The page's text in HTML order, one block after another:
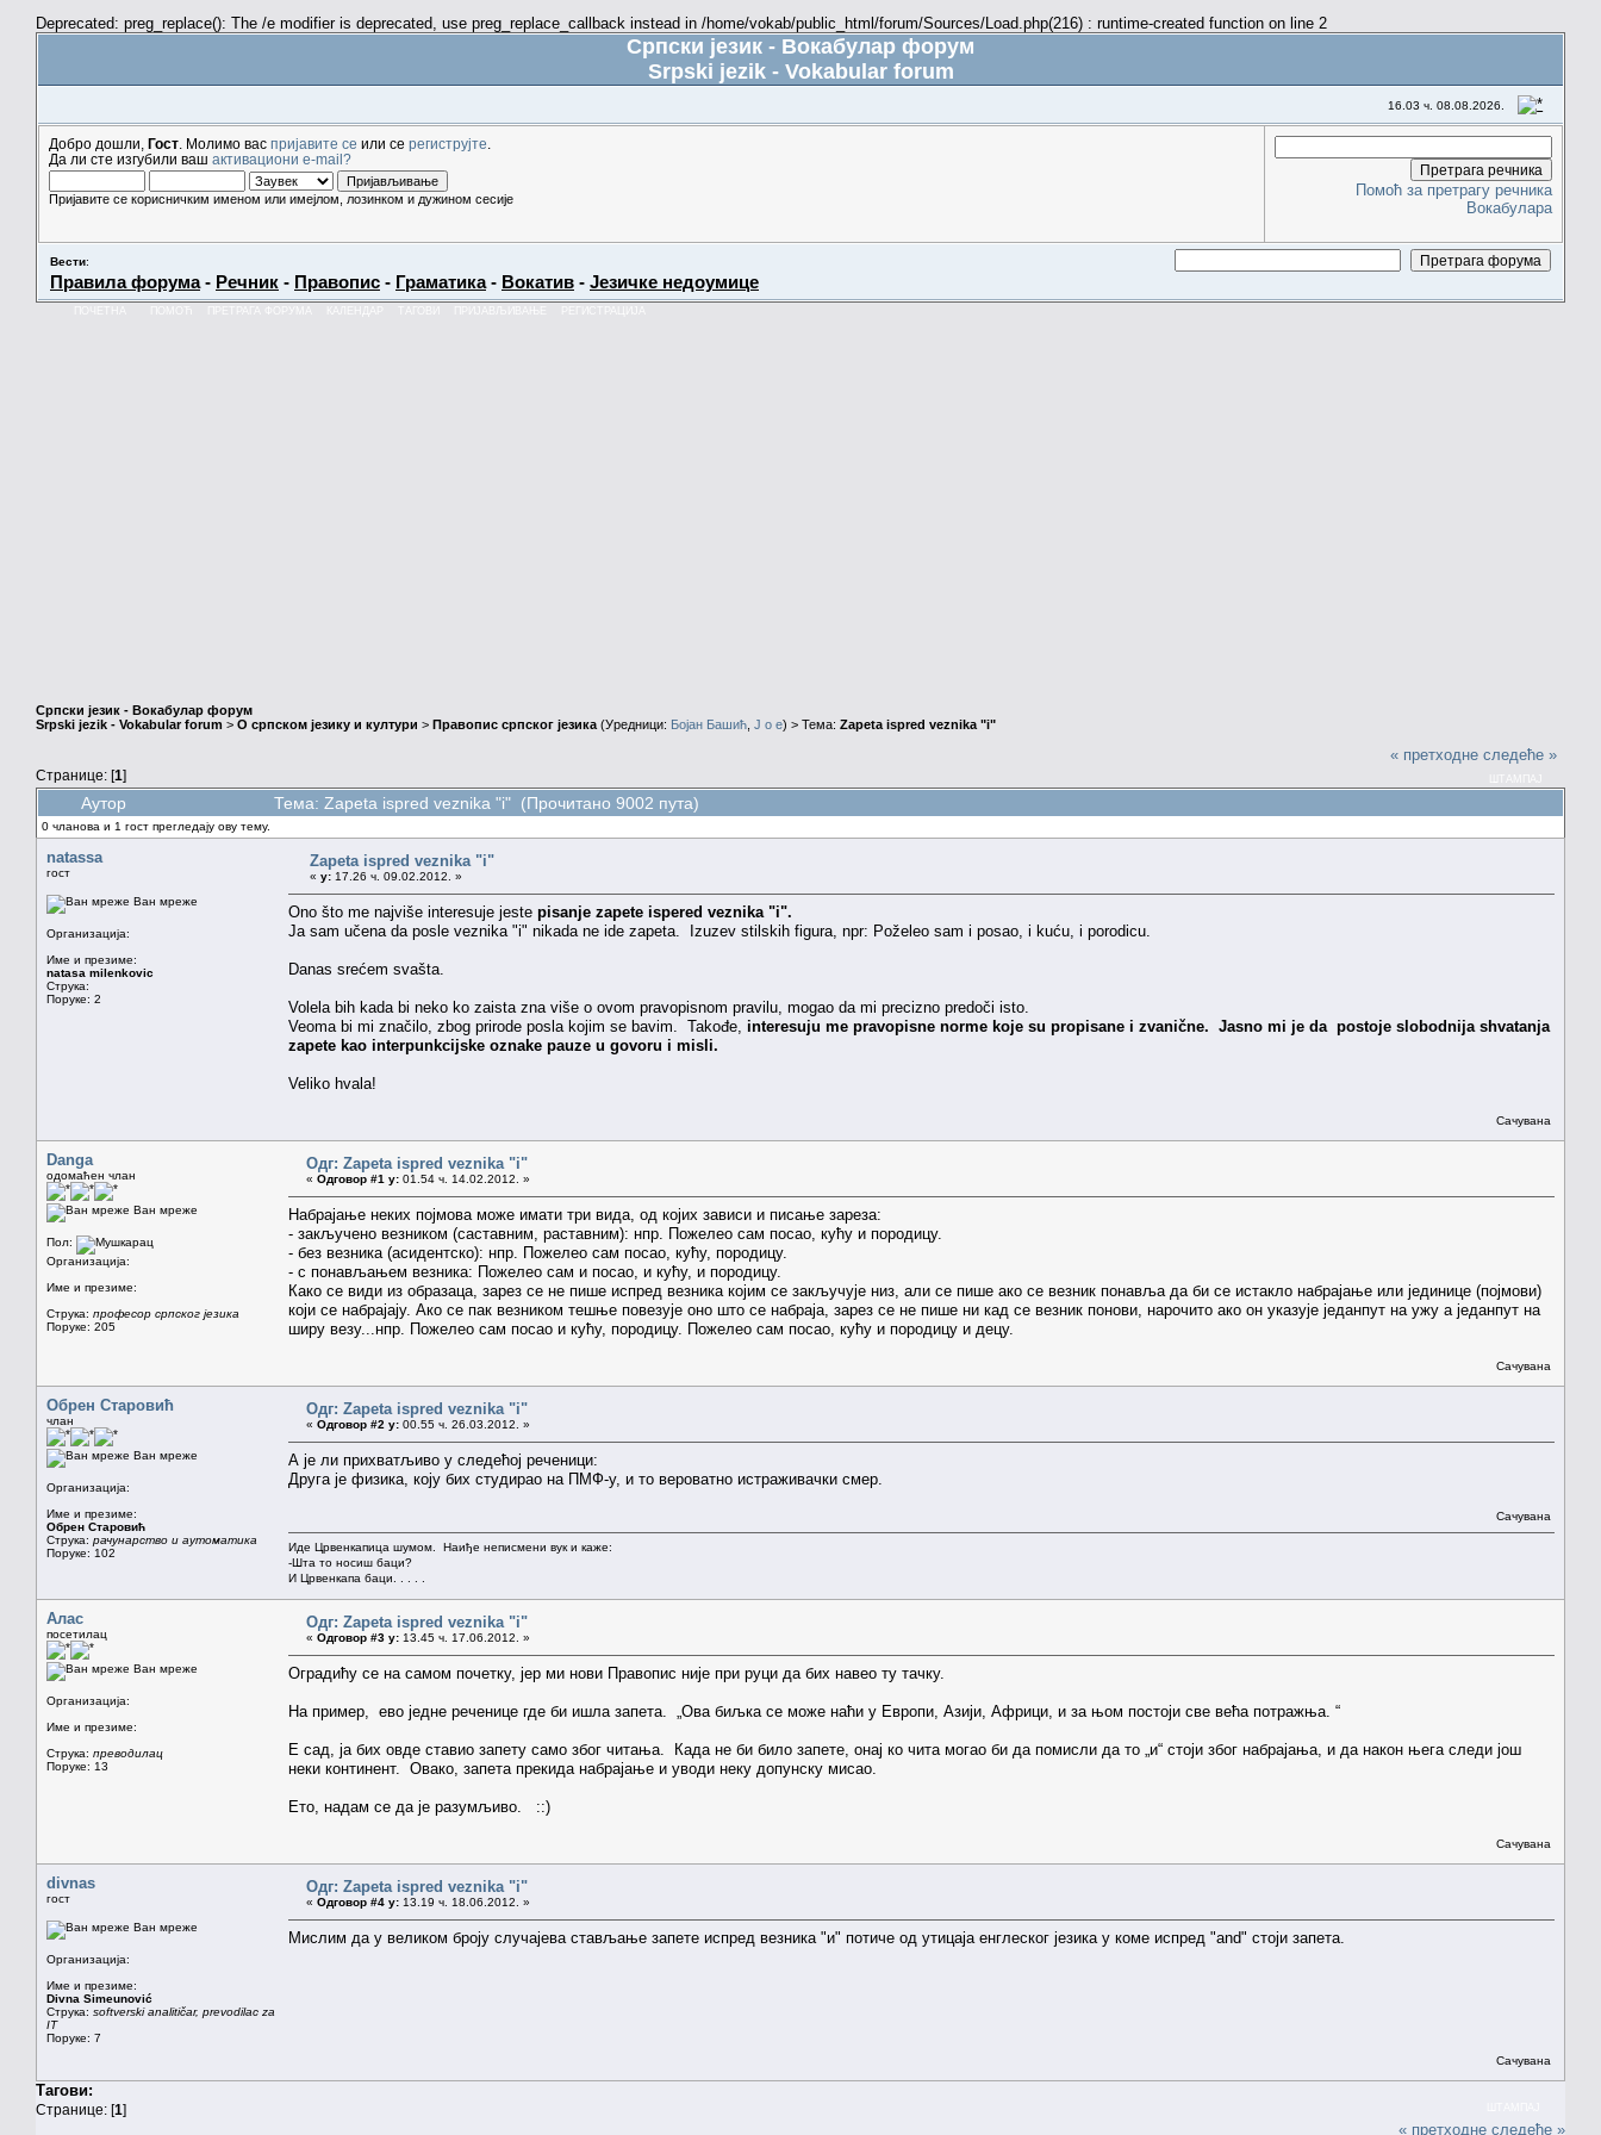
Deprecated: preg_replace(): The /e modifier is deprecated, use preg_replace_callback instead in /home/vokab/public_html/forum/Sources/Load.php(216) : runtime-created function on line 2
Српски језик - Вокабулар форум
Srpski jezik - Vokabular forum
16.03 ч. 08.08.2026.
Добро дошли, Гост . Молимо вас пријавите се или се региструјте
Да ли сте изгубили ваш активациони e-mail?
Пријавите се корисничким именом или имејлом, лозинком и дужином сесије
Помоћ за претрагу речника
Вокабулара
Вести:
Правила форума- Речник - Правопис - Граматика- Вокатив - Језичке недоумице
КАЛЕНДАР
Српски језик - Вокабулар форум
Srpski jezik - Vokabular forum > О српском језику и култури > Правопис српског језика (Уредници: Бојан Башић J o e) > Тема: Zapeta ispred veznika "i"
Странице: [1]
« претходне следеће »
Аутор Тема: Zapeta ispred veznika "i" (Прочитано 9002 пута)
0 чланова и 1 гост прегледају ову тему.
natassa
гост
Ван мреже
Организација:
Име и презиме:
natasa milenkovic
Струка:
Поруке: 2
Zapeta ispred veznika "i"
« у: 17.26 ч. 09.02.2012. »
Ono što me najviše interesuje jeste pisanje zapete ispered veznika "i".
Ja sam učena da posle veznika "i" nikada ne ide zapeta. Izuzev stilskih figura, npr: Poželeo sam i posao, i kuću, i porodicu.
Danas srećem svašta.
Volela bih kada bi neko ko zaista zna više o ovom pravopisnom pravilu, mogao da mi precizno predoči isto.
Veoma bi mi značilo, zbog prirode posla kojim se bavim. Takođe, interesuju me pravopisne norme koje su propisane i zvanične. Jasno mi je da postoje slobodnija shvatanja
zapete kao interpunkcijske oznake pauze u govoru i misli.
Veliko hvala!
Сачувана
Danga
одомаћен члан
Ван мреже
Пол:
Организација:
Име и презиме:
Струка: професор српског језика
Поруке: 205
Одг: Zapeta ispred veznika "i"
« Одговор #1 у: 01.54 ч. 14.02.2012. »
Набрајање неких појмова може имати три вида, од којих зависи и писање зареза:
- закључено везником (саставним, раставним): нпр. Пожелео сам посао, кућу и породицу.
- без везника (асидентско): нпр. Пожелео сам посао, кућу, породицу.
- с понављањем везника: Пожелео сам и посао, и кућу, и породицу.
Како се види из образаца, зарез се не пише испред везника којим се закључује низ, али се пише ако се везник понавља да би се истакло набрајање или јединице (појмови)
који се набрајају. Ако се пак везником тешње повезује оно што се набраја, зарез се не пише ни кад се везник понови, нарочито ако он указује једанпут на ужу а једанпут на
ширу везу...нпр. Пожелео сам посао и кућу, породицу. Пожелео сам посао, кућу и породицу и децу.
Сачувана
Обрен Старовић
члан
Ван мреже
Организација:
Име и презиме:
Обрен Старовић
Струка: рачунарство и аутоматика
Поруке: 102
Одг: Zapeta ispred veznika "i"
« Одговор #2 у: 00.55 ч. 26.03.2012. »
А је ли прихватљиво у следећој реченици:
Друга је физика, коју бих студирао на ПМФ-у, и то вероватно истраживачки смер.
Сачувана
Иде Црвенкапица шумом. Наиђе неписмени вук и каже:
-Шта то носиш баци?
И Црвенкапа баци. . . . .
Алас
посетилац
Ван мреже
Организација:
Име и презиме:
Струка: преводилац
Поруке: 13
Одг: Zapeta ispred veznika "i"
« Одговор #3 у: 13.45 ч. 17.06.2012. »
Оградићу се на самом почетку, јер ми нови Правопис није при руци да бих навео ту тачку.
На пример, ево једне реченице где би ишла запета. „Ова биљка се може наћи у Европи, Азији, Африци, и за њом постоји све већа потражња. “
Е сад, ја бих овде ставио запету само због читања. Када не би било запете, онај ко чита могао би да помисли да то „и“ стоји због набрајања, и да након њега следи још
неки континент. Овако, запета прекида набрајање и уводи неку допунску мисао.
Ето, надам се да је разумљиво. ::)
Сачувана
divnas
гост
Ван мреже
Организација:
Име и презиме:
Divna Simeunović
Струка: softverski analitičar, prevodilac za
IT
Поруке: 7
Одг: Zapeta ispred veznika "i"
« Одговор #4 у: 13.19 ч. 18.06.2012. »
Мислим да у великом броју случајева стављање запете испред везника "и" потиче од утицаја енглеског језика у коме испред "and" стоји запета.
Сачувана
Тагови:
Странице: [1]
« претходне следеће »